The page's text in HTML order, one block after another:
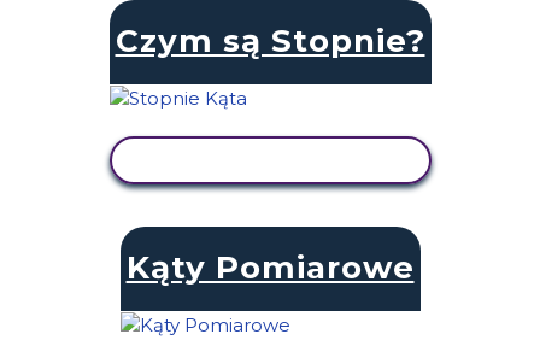
Czym są Stopnie?
Kąty Pomiarowe